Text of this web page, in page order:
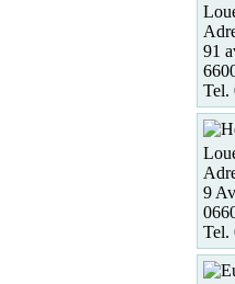
91
Tel.
9
Tel.